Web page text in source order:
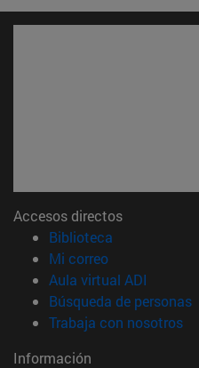
Accesos directos
Biblioteca
Mi correo(abre en
Aula virtual ADI
Búsqueda de personas
Trabaja con nosotros
Información